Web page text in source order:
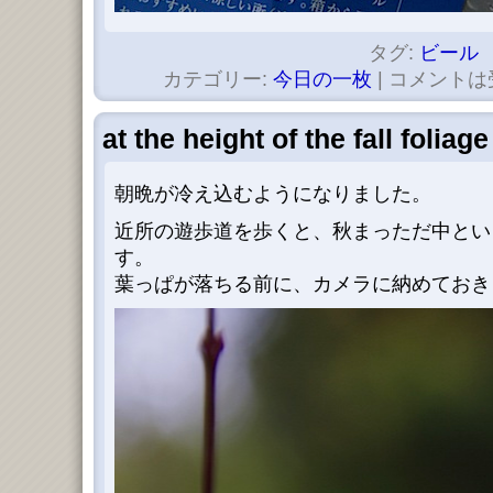
タグ: ビール
カテゴリー: 今日の一枚 コメント
at the height of the fall foliage
朝晩が冷え込むようになりました。
近所の遊歩道を歩くと、秋まっただ中と
す。
葉っぱが落ちる前に、カメラに納めてお